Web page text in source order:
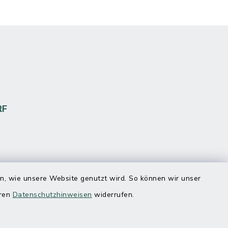
wie unsere Website genutzt wird. So können wir unser
Datenschutzhinweisen widerrufen.